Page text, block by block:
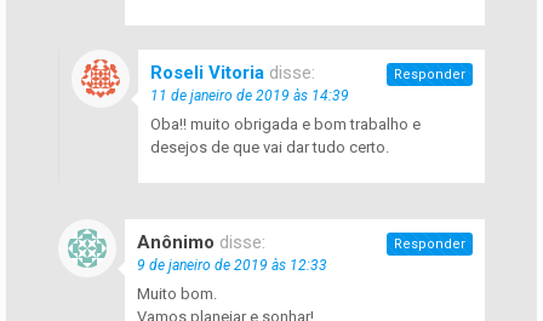
Roseli Vitoria disse:
11 de janeiro de 2019 às 14:39
Oba!! muito obrigada e bom trabalho e
desejos de que vai dar tudo certo.
Responder
Anônimo disse:
9 de janeiro de 2019 às 12:33
Muito bom.
Vamos planejar e sonhar!
Responder